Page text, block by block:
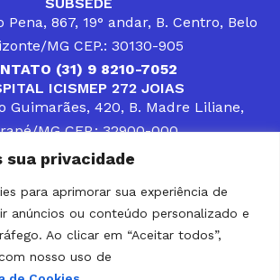
sua privacidade
para aprimorar sua experiência de
anúncios ou conteúdo personalizado e
Ao clicar em “Aceitar todos”,
nosso uso de
Pena, 867, 19° andar, B. Centro, Belo
MG CEP.: 30130-905
(31) 9 8210-7052
ICISMEP 272 JOIAS
Guimarães, 420, B. Madre Liliane,
MG CEP.: 32900-000
3512-4400 ou (31) 9 8309-8660
SOLUÇÕES, AÇÕES E SERVIÇOS
COMPLEMENTEM A ASSISTÊNCIA À
REGIÃO EM QUE ATUA, SENDO
MUNICÍPIOS CONSORCIADOS NA
ENFRENTADAS POR
É O COMPROMISSO DO
ICISMEP.